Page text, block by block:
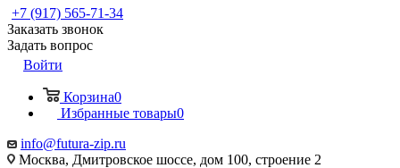
+7 (917) 565-71-34
Заказать звонок
Задать вопрос
Войти
Корзина0
Избранные товары0
info@futura-zip.ru
Москва, Дмитровское шоссе, дом 100, строение 2